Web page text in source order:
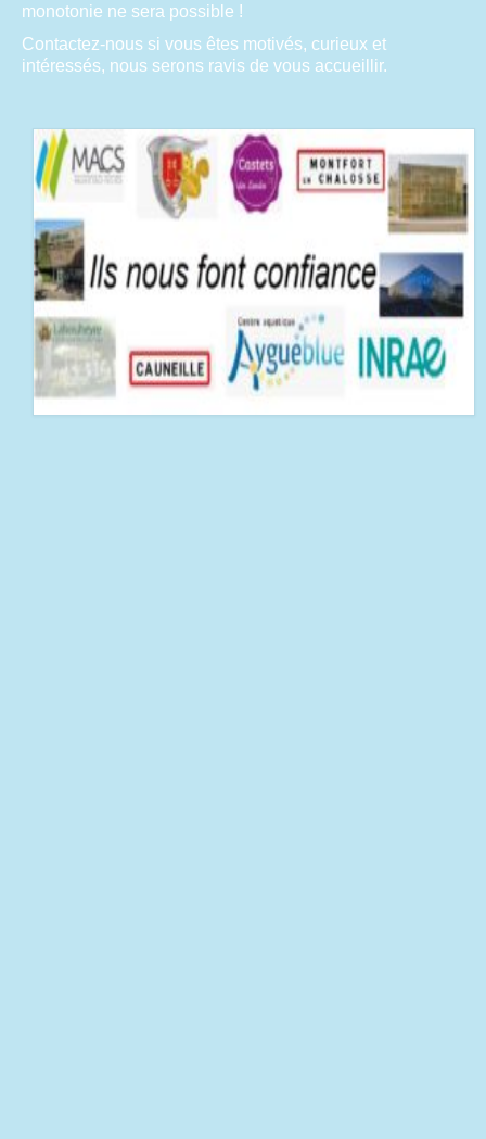
monotonie ne sera possible !
Contactez-nous si vous êtes motivés, curieux et
intéressés, nous serons ravis de vous accueillir.